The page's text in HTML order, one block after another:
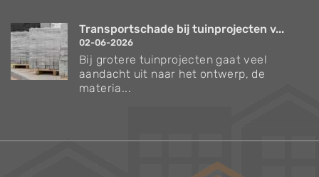
Transportschade bij tuinprojecten v...
02-06-2026
Bij grotere tuinprojecten gaat veel
aandacht uit naar het ontwerp, de
materia...
Verzorgingstips voor bomen en planten
Inspiratie voor uw tuin en terras